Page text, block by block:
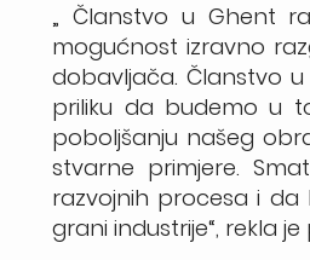
„ Članstvo u Ghent
mogućnost izravno
dobavljača. Članstvo
priliku da budemo u
poboljšanju našeg
stvarne primjere.
razvojnih procesa i da
grani industrije“, rekla